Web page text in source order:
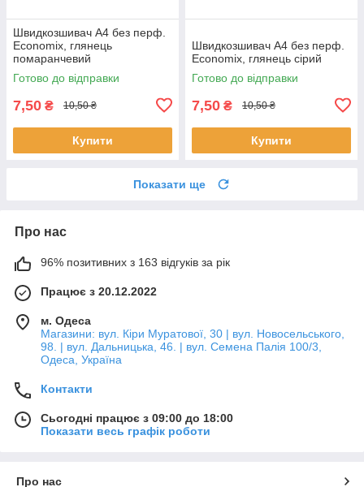
Швидкозшивач А4 без перф.
Economix, глянець
помаранчевий
Готово до відправки
7,50 ₴ 10,50 ₴
Купити
Швидкозшивач А4 без перф.
Economix, глянець сірий
Готово до відправки
7,50 ₴ 10,50 ₴
Купити
Показати ще
Про нас
96% позитивних з 163 відгуків за рік
Працює з 20.12.2022
м. Одеса
Магазини: вул. Кіри Муратової, 30 | вул. Новосельського,
98. | вул. Дальницька, 46. | вул. Семена Палія 100/3,
Одеса, Україна
Контакти
Сьогодні працює з 09:00 до 18:00
Показати весь графік роботи
Про нас